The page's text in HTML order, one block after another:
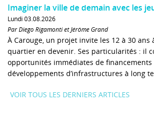
Imaginer la ville de demain avec les
Lundi 03.08.2026
Par Diego Rigamonti et Jérôme Grand
À Carouge, un projet invite les 12 à 30 ans
quartier en devenir. Ses particularités : il
opportunités immédiates de financements
développements d’infrastructures à long
VOIR TOUS LES DERNIERS ARTICLES